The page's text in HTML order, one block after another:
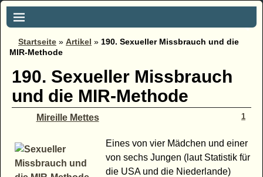
Startseite » Artikel » 190. Sexueller Missbrauch und die
MIR-Methode
190. Sexueller Missbrauch
und die MIR-Methode
Mireille Mettes 1
Eines von vier Mädchen und einer
von sechs Jungen (laut Statistik für
die USA und die Niederlande)